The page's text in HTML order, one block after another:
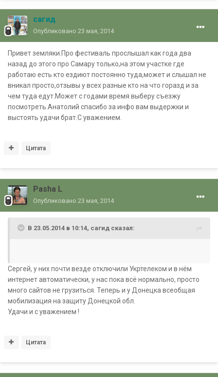
сагид
Опубликовано 23 мая, 2014
Привет земляки.Про фестиваль прослышал как года два
назад до этого про Самару только,на этом участке где
работаю есть кто ездиют постоянно туда,может и слышал не
вникал просто,отзывы у всех разные кто на что горазд и за
чем туда едут.Может с годами время выберу съезжу
посмотреть.Анатолий спасибо за инфо вам выдержки и
выстоять удачи брат.С уважением.
Цитата
Pasha L
Опубликовано 23 мая, 2014
В 23.05.2014 в 10:14, сагид сказал:
Сергей, у них почти везде отключили Укртелеком и в нём
интернет автоматически, у нас пока всё нормально, просто
много сайтов не грузиться. Теперь и у Донецка всеобщая
мобилизация на защиту Донецкой обл.
Удачи и с уважением !
Цитата